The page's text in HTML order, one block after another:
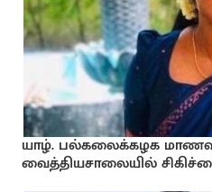
யாழ். பல்கலைக்கழக
வைத்தியசாலையில்